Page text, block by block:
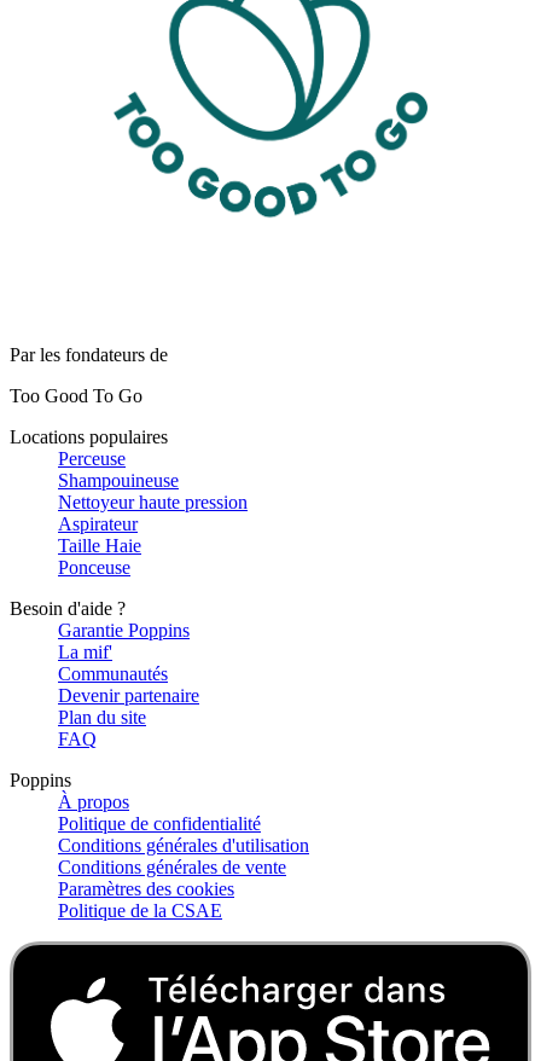
Par les fondateurs de
Too Good To Go
Locations populaires
Perceuse
Shampouineuse
Nettoyeur haute pression
Aspirateur
Taille Haie
Ponceuse
Besoin d'aide ?
Garantie Poppins
La mif'
Communautés
Devenir partenaire
Plan du site
FAQ
Poppins
À propos
Politique de confidentialité
Conditions générales d'utilisation
Conditions générales de vente
Paramètres des cookies
Politique de la CSAE